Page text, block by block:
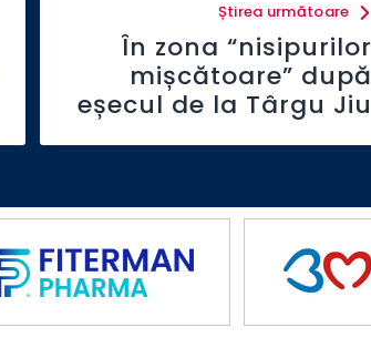
Știrea următoare
În zona “nisipurilor
mișcătoare” după
eșecul de la Târgu Jiu